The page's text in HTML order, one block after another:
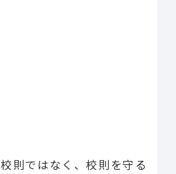
則ではなく、校則を守る